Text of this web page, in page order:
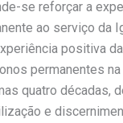
se reforçar a
ao serviço da
positiva
permanentes
quatro décadas,
e